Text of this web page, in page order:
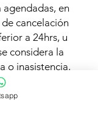
agendadas, en
cancelación
a 24hrs, u
considera la
o inasistencia,
independiente
motivos